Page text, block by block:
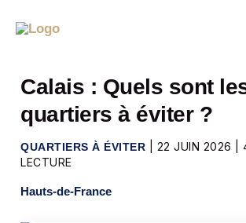
Calais : Quels sont
quartiers à éviter ?
QUARTIERS À ÉVITER 22 JUIN 2026 |
LECTURE
Hauts-de-France